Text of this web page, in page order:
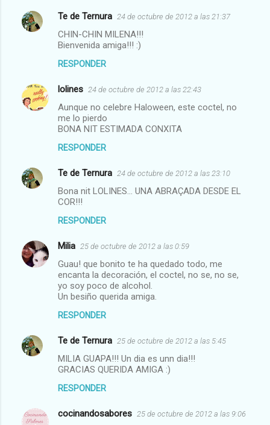
Te de Ternura 24 de octubre de 2012 a las 21:37
CHIN-CHIN MILENA!!!
Bienvenida amiga!!! :)
RESPONDER
lolines 24 de octubre de 2012 a las 22:43
Aunque no celebre Haloween, este coctel, no
me lo pierdo
BONA NIT ESTIMADA CONXITA
RESPONDER
Te de Ternura 24 de octubre de 2012 a las 23:10
Bona nit LOLINES... UNA ABRAÇADA DESDE EL
COR!!!
RESPONDER
Milia 25 de octubre de 2012 a las 0:59
Guau! que bonito te ha quedado todo, me
encanta la decoración, el coctel, no se, no se,
yo soy poco de alcohol.
Un besiño querida amiga.
RESPONDER
Te de Ternura 25 de octubre de 2012 a las 5:45
MILIA GUAPA!!! Un dia es unn dia!!!
GRACIAS QUERIDA AMIGA :)
RESPONDER
cocinandosabores 25 de octubre de 2012 a las 9:06